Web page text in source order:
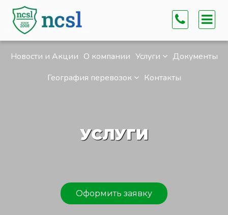
Новости и Акции О компании Услуги
Документы
География перевозок
Контакты
УСЛУГИ
Оформить заявку